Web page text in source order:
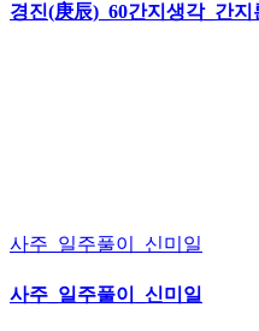
경진(庚辰)_60간지생각_간지
사주_일주풀이_신미일
사주_일주풀이_신미일